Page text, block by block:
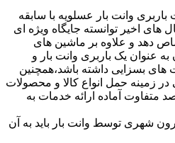
وانت بار عسلویه با سابقه
اخیر توانسته جایگاه ویژه ای
دهد و علاوه بر ماشین های
عنوان یک باربری وانت بار و
های بسزایی داشته باشد،همچنین
زمینه حمل انواع کالا و محصولات
متفاوت آماده ارائه خدمات به
شهری توسط وانت بار باید به آن